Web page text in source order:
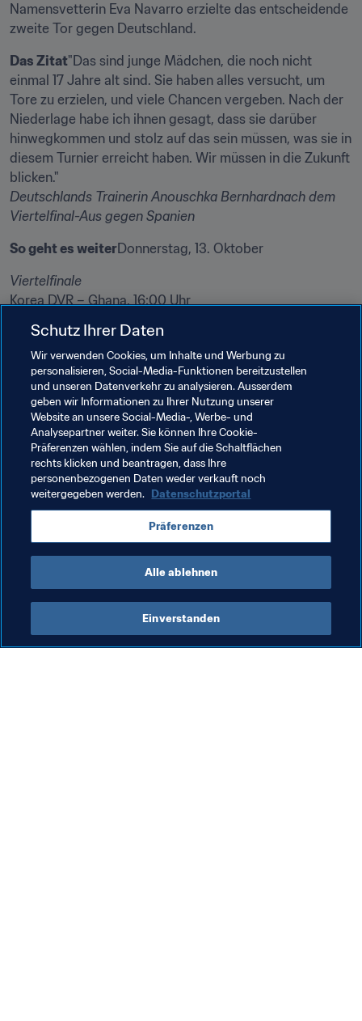
Namensvetterin Eva Navarro erzielte das entscheidende
zweite Tor gegen Deutschland.
Das Zitat"Das sind junge Mädchen, die noch nicht
einmal 17 Jahre alt sind. Sie haben alles versucht, um
Tore zu erzielen, und viele Chancen vergeben. Nach der
Niederlage habe ich ihnen gesagt, dass sie darüber
hinwegkommen und stolz auf das sein müssen, was sie in
diesem Turnier erreicht haben. Wir müssen in die Zukunft
Deutschlands Trainerin Anouschka Bernhardnach dem
Viertelfinal-Aus gegen Spanien
So geht es weiterDonnerstag, 13. Oktober
Korea DVR – Ghana, 16:00 Uhr
(Alle Zeitangaben in Ortszeit)
Verwandte Themen
Turniere
FIFA U-17-Frauen-Weltmeisterschaft Jordanien 2016
Concacaf Germany Mexico Spain
Venezuela UEFA CONMEBOL
Schutz Ihrer Daten
Wir verwenden Cookies, um Inhalte und Werbung zu
personalisieren, Social-Media-Funktionen bereitzustellen
und unseren Datenverkehr zu analysieren. Ausserdem
geben wir Informationen zu Ihrer Nutzung unserer
Website an unsere Social-Media-, Werbe- und
Analysepartner weiter. Sie können Ihre Cookie-
Präferenzen wählen, indem Sie auf die Schaltflächen
rechts klicken und beantragen, dass Ihre
personenbezogenen Daten weder verkauft noch
weitergegeben werden. Datenschutzportal
Präferenzen
Alle ablehnen
Einverstanden